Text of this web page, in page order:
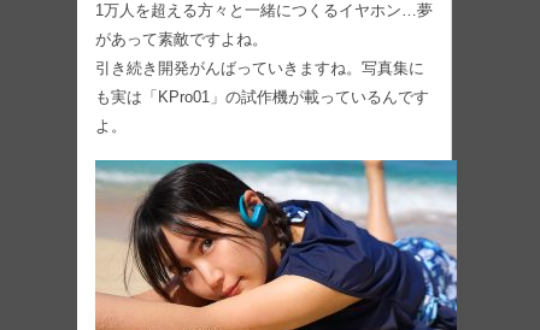
1万人を超える方々と一緒につくるイヤホン…夢
があって素敵ですよね。
引き続き開発がんばっていきますね。写真集に
も実は「KPro01」の試作機が載っているんです
よ。